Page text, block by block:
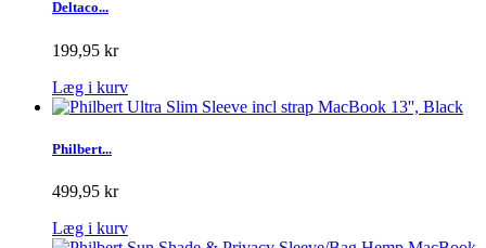
Deltaco...
199,95 kr
Læg i kurv
Philbert...
499,95 kr
Læg i kurv